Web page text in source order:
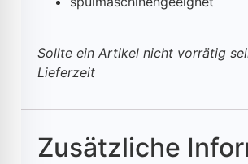
Sollte ein Artikel nicht vorrätig
Lieferzeit
Zusätzliche